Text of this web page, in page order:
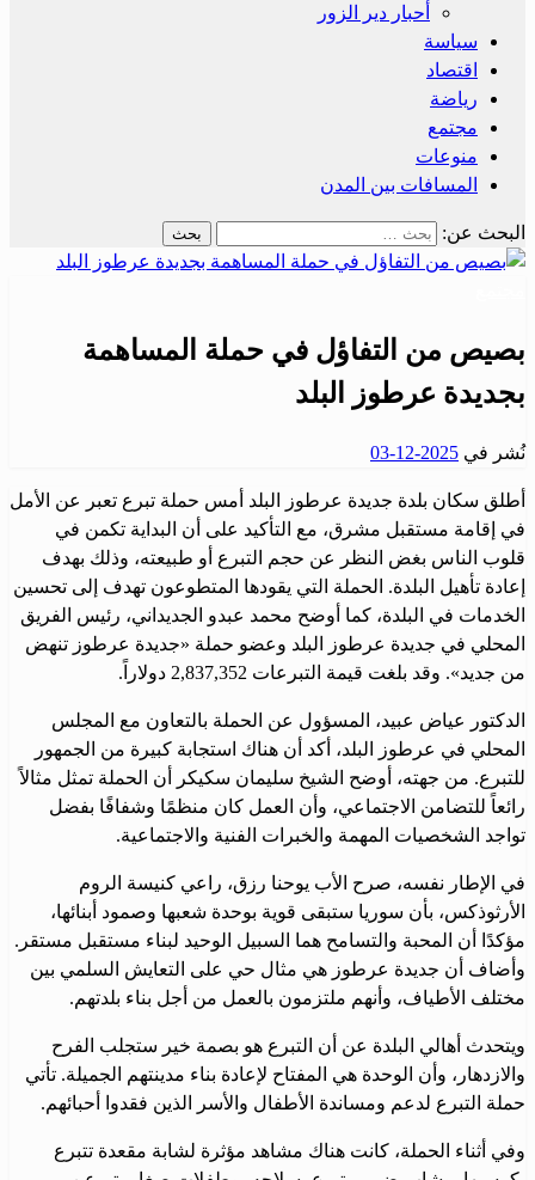
أحبار دير الزور
سياسة
اقتصاد
رياضة
مجتمع
منوعات
المسافات بين المدن
البحث عن:
بصيص من التفاؤل في حملة المساهمة
بجديدة عرطوز البلد
نُشر في 2025-12-03
أطلق سكان بلدة جديدة عرطوز البلد أمس حملة تبرع تعبر عن الأمل
في إقامة مستقبل مشرق، مع التأكيد على أن البداية تكمن في
قلوب الناس بغض النظر عن حجم التبرع أو طبيعته، وذلك بهدف
إعادة تأهيل البلدة. الحملة التي يقودها المتطوعون تهدف إلى تحسين
الخدمات في البلدة، كما أوضح محمد عبدو الجديداني، رئيس الفريق
المحلي في جديدة عرطوز البلد وعضو حملة «جديدة عرطوز تنهض
من جديد». وقد بلغت قيمة التبرعات 2,837,352 دولاراً.
الدكتور عياض عبيد، المسؤول عن الحملة بالتعاون مع المجلس
المحلي في عرطوز البلد، أكد أن هناك استجابة كبيرة من الجمهور
للتبرع. من جهته، أوضح الشيخ سليمان سكيكر أن الحملة تمثل مثالاً
رائعاً للتضامن الاجتماعي، وأن العمل كان منظمًا وشفافًا بفضل
تواجد الشخصيات المهمة والخبرات الفنية والاجتماعية.
في الإطار نفسه، صرح الأب يوحنا رزق، راعي كنيسة الروم
الأرثوذكس، بأن سوريا ستبقى قوية بوحدة شعبها وصمود أبنائها،
مؤكدًا أن المحبة والتسامح هما السبيل الوحيد لبناء مستقبل مستقر.
وأضاف أن جديدة عرطوز هي مثال حي على التعايش السلمي بين
مختلف الأطياف، وأنهم ملتزمون بالعمل من أجل بناء بلدتهم.
ويتحدث أهالي البلدة عن أن التبرع هو بصمة خير ستجلب الفرح
والازدهار، وأن الوحدة هي المفتاح لإعادة بناء مدينتهم الجميلة. تأتي
حملة التبرع لدعم ومساندة الأطفال والأسر الذين فقدوا أحبائهم.
وفي أثناء الحملة، كانت هناك مشاهد مؤثرة لشابة مقعدة تتبرع